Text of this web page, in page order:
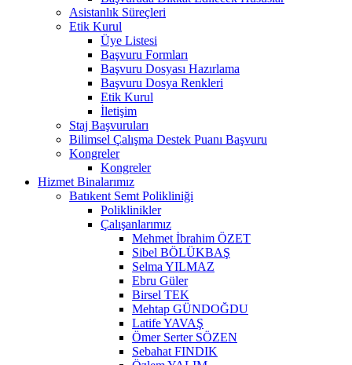
Asistanlık Süreçleri
Etik Kurul
Üye Listesi
Başvuru Formları
Başvuru Dosyası Hazırlama
Başvuru Dosya Renkleri
Etik Kurul
İletişim
Staj Başvuruları
Bilimsel Çalışma Destek Puanı Başvuru
Kongreler
Kongreler
Hizmet Binalarımız
Batıkent Semt Polikliniği
Poliklinikler
Çalışanlarımız
Mehmet İbrahim ÖZET
Sibel BÖLÜKBAŞ
Selma YILMAZ
Ebru Güler
Birsel TEK
Mehtap GÜNDOĞDU
Latife YAVAŞ
Ömer Serter SÖZEN
Sebahat FINDIK